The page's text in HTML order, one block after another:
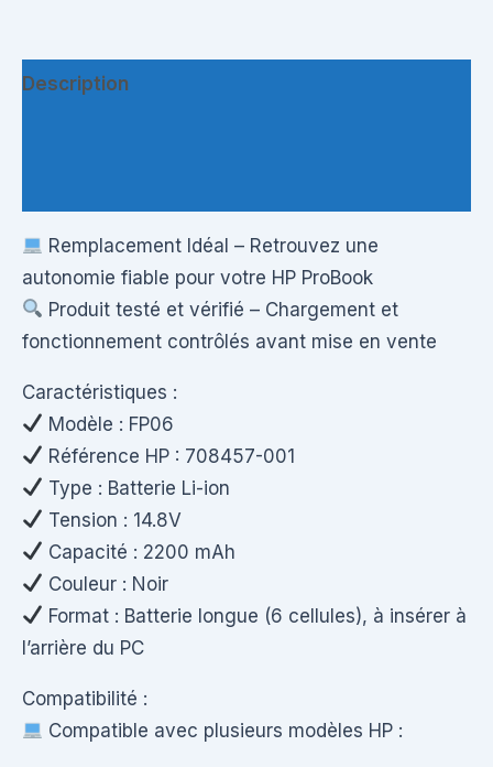
Description
Remplacement Idéal – Retrouvez une
autonomie fiable pour votre HP ProBook
Produit testé et vérifié – Chargement et
fonctionnement contrôlés avant mise en vente
Caractéristiques :
Modèle : FP06
Référence HP : 708457-001
Type : Batterie Li-ion
Tension : 14.8V
Capacité : 2200 mAh
Couleur : Noir
Format : Batterie longue (6 cellules), à insérer à
l’arrière du PC
Compatibilité :
Compatible avec plusieurs modèles HP :